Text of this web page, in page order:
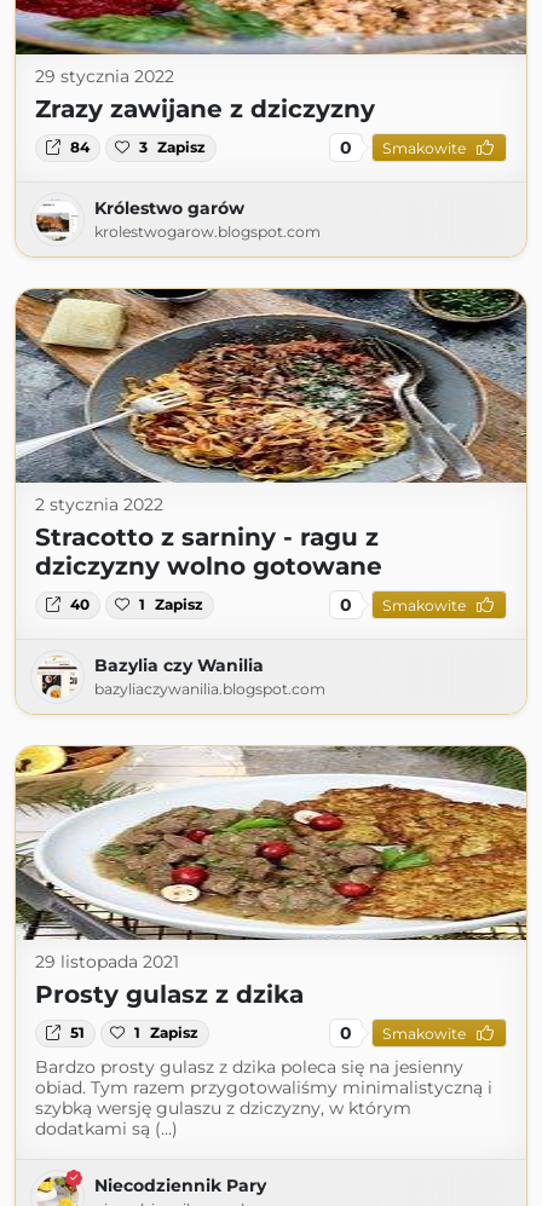
29 stycznia 2022
Zrazy zawijane z dziczyzny
84 3 Zapisz 0 Smakowite
Królestwo garów
krolestwogarow.blogspot.com
2 stycznia 2022
Stracotto z sarniny - ragu z
dziczyzny wolno gotowane
40 1 Zapisz 0 Smakowite
Bazylia czy Wanilia
bazyliaczywanilia.blogspot.com
29 listopada 2021
Prosty gulasz z dzika
51 1 Zapisz 0 Smakowite
Bardzo prosty gulasz z dzika poleca się na jesienny
obiad. Tym razem przygotowaliśmy minimalistyczną i
szybką wersję gulaszu z dziczyzny, w którym
dodatkami są (...)
Niecodziennik Pary